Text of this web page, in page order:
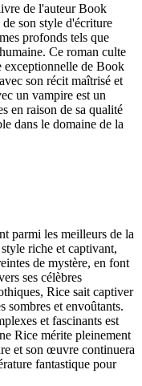
de l'auteur Book
son style d'écriture
profonds tels que
Ce roman culte
exceptionnelle de Book
son récit maîtrisé et
un vampire est un
en raison de sa qualité
dans le domaine de la
parmi les meilleurs de la
riche et captivant,
de mystère, en font
ses célèbres
Rice sait captiver
sombres et envoûtants.
et fascinants est
Rice mérite pleinement
et son œuvre continuera
fantastique pour